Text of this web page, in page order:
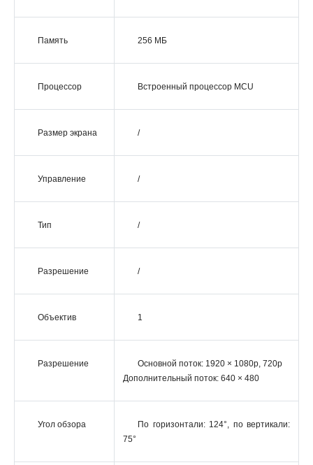
Память 256 МБ
Процессор Встроенный процессор MCU
Размер экрана /
Управление /
Тип /
Разрешение /
Объектив 1
Разрешение
Основной поток: 1920 × 1080p, 720p
Дополнительный поток: 640 × 480
Угол обзора
По горизонтали: 124°, по вертикали:
75°